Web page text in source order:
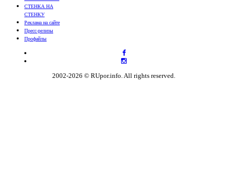
СТЕНКА НА
СТЕНКУ
Реклама на сайте
Пресс-релизы
Профайлы
2002-2026 © RUpor.info. All rights reserved.